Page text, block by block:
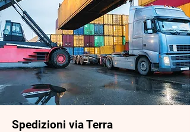
Spedizioni via Terra